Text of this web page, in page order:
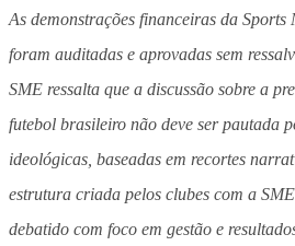
As demonstrações financeiras da Sports
foram auditadas e aprovadas sem
SME ressalta que a discussão sobre a
futebol brasileiro não deve ser pautada
ideológicas, baseadas em recortes
estrutura criada pelos clubes com a
debatido com foco em gestão e